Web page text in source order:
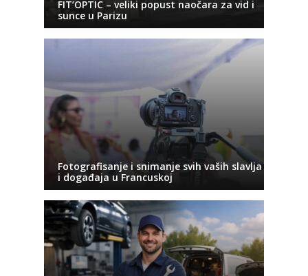
FIT’OPTIC – veliki popust naočara za vid i
sunce u Parizu
Fotografisanje i snimanje svih vaših slavlja
i događaja u Francuskoj